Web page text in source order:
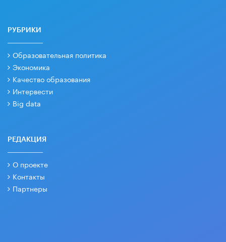
РУБРИКИ
Образовательная политика
Экономика
Качество образования
Интервести
Big data
РЕДАКЦИЯ
О проекте
Контакты
Партнеры